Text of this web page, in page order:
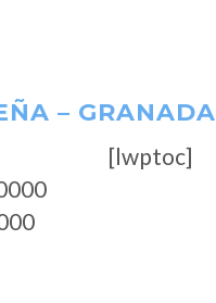
– GRANADA
[lwptoc]